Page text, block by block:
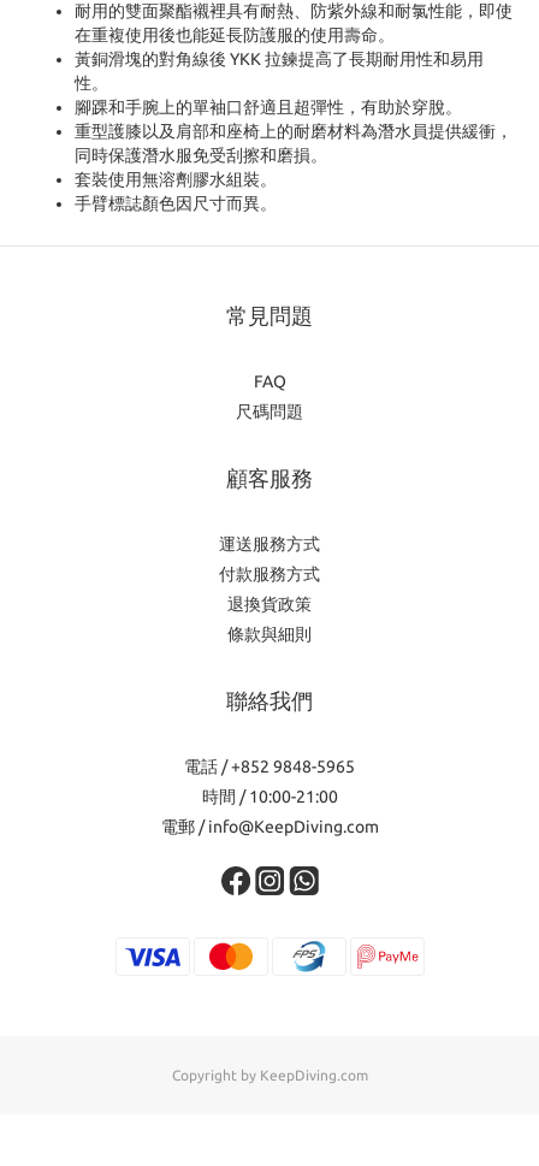
耐用的雙面聚酯襯裡具有耐熱、防紫外線和耐氯性能，即使
在重複使用後也能延長防護服的使用壽命。
黃銅滑塊的對角線後 YKK 拉鍊提高了長期耐用性和易用
性。
腳踝和手腕上的單袖口舒適且超彈性，有助於穿脫。
重型護膝以及肩部和座椅上的耐磨材料為潛水員提供緩衝，
同時保護潛水服免受刮擦和磨損。
套裝使用無溶劑膠水組裝。
手臂標誌顏色因尺寸而異。
常見問題
FAQ
尺碼問題
顧客服務
運送服務方式
付款服務方式
退換貨政策
條款與細則
聯絡我們
電話 / +852 9848-5965
時間 / 10:00-21:00
電郵 / info@KeepDiving.com
Copyright by KeepDiving.com